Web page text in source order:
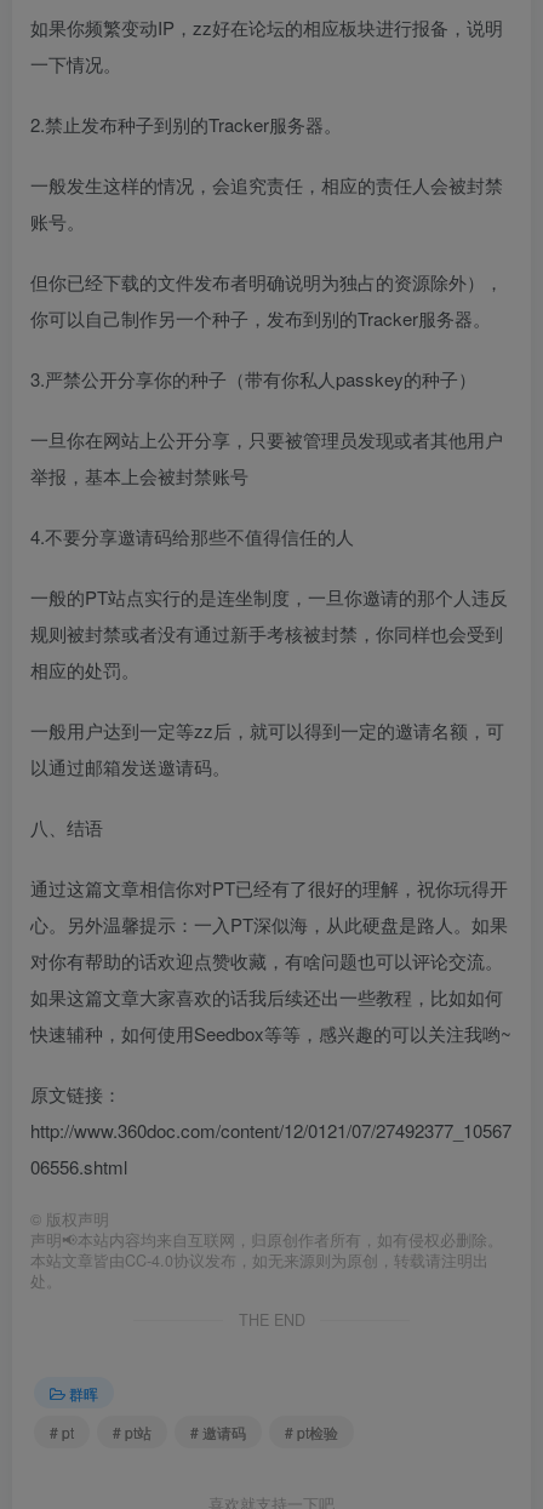
如果你频繁变动IP，zz好在论坛的相应板块进行报备，说明
一下情况。
2.禁止发布种子到别的Tracker服务器。
一般发生这样的情况，会追究责任，相应的责任人会被封禁
账号。
但你已经下载的文件发布者明确说明为独占的资源除外），
你可以自己制作另一个种子，发布到别的Tracker服务器。
3.严禁公开分享你的种子（带有你私人passkey的种子）
一旦你在网站上公开分享，只要被管理员发现或者其他用户
举报，基本上会被封禁账号
4.不要分享邀请码给那些不值得信任的人
一般的PT站点实行的是连坐制度，一旦你邀请的那个人违反
规则被封禁或者没有通过新手考核被封禁，你同样也会受到
相应的处罚。
一般用户达到一定等zz后，就可以得到一定的邀请名额，可
以通过邮箱发送邀请码。
八、结语
通过这篇文章相信你对PT已经有了很好的理解，祝你玩得开
心。另外温馨提示：一入PT深似海，从此硬盘是路人。如果
对你有帮助的话欢迎点赞收藏，有啥问题也可以评论交流。
如果这篇文章大家喜欢的话我后续还出一些教程，比如如何
快速辅种，如何使用Seedbox等等，感兴趣的可以关注我哟~
原文链接：
http://www.360doc.com/content/12/0121/07/27492377_10567
06556.shtml
© 版权声明
声明📢本站内容均来自互联网，归原创作者所有，如有侵权必删除。
本站文章皆由CC-4.0协议发布，如无来源则为原创，转载请注明出
处。
THE END
群晖
# pt
# pt站 # 邀请码 # pt检验
喜欢就支持一下吧